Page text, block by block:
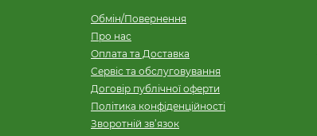
Обмін/Повернення
Про нас
Оплата та Доставка
Сервіс та обслуговування
Договір публічної оферти
Політика конфіденційності
Зворотній зв’язок